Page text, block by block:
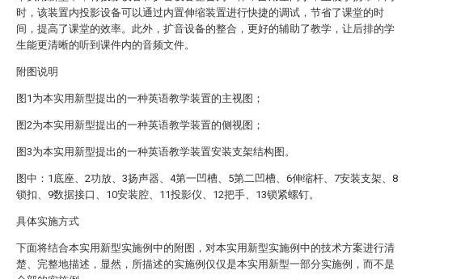
时，该装置内投影设备可以通过内置伸缩装置进行快捷的调试，节省了课堂的时
间，提高了课堂的效率。此外，扩音设备的整合，更好的辅助了教学，让后排的学
生能更清晰的听到课件内的音频文件。
附图说明
图1为本实用新型提出的一种英语教学装置的主视图；
图2为本实用新型提出的一种英语教学装置的侧视图；
图3为本实用新型提出的一种英语教学装置安装支架结构图。
图中：1底座、2功放、3扬声器、4第一凹槽、5第二凹槽、6伸缩杆、7安装支架、8
锁扣、9数据接口、10安装腔、11投影仪、12把手、13锁紧螺钉。
具体实施方式
下面将结合本实用新型实施例中的附图，对本实用新型实施例中的技术方案进行清
楚、完整地描述，显然，所描述的实施例仅仅是本实用新型一部分实施例，而不是